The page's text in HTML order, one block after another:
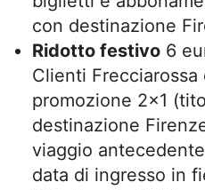
con destinazione
Ridotto festivo 6
Clienti
promozione 2×1
destinazione
viaggio
data di ingresso in